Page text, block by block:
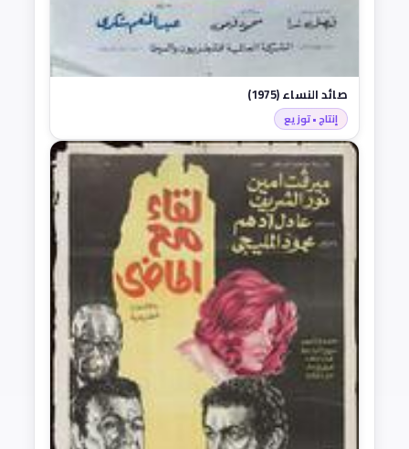
صائد النساء (1975)
إنتاج • توزيع